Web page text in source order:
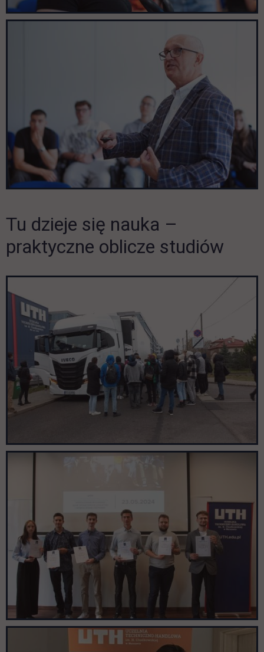
Tu dzieje się nauka –
praktyczne oblicze studiów
Pomiń galerię